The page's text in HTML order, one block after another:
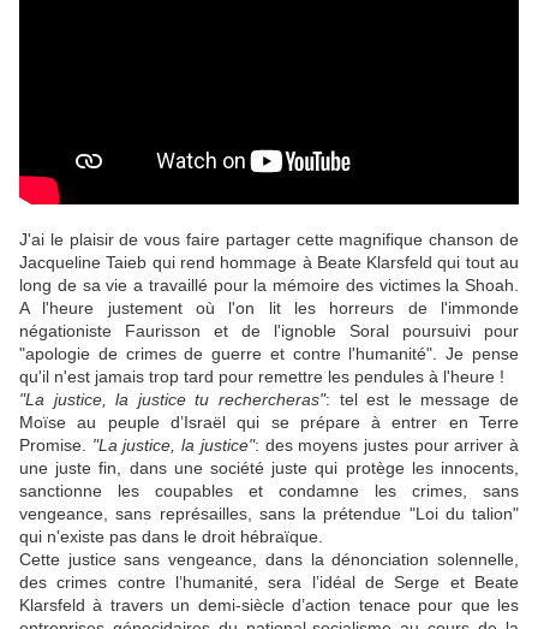
J'ai le plaisir de vous faire partager cette magnifique chanson de
Jacqueline Taieb qui rend hommage à Beate Klarsfeld qui tout au
long de sa vie a travaillé pour la mémoire des victimes la Shoah.
A l'heure justement où l'on lit les horreurs de l'immonde
négationiste Faurisson et de l'ignoble Soral poursuivi pour
"apologie de crimes de guerre et contre l'humanité". Je pense
qu'il n'est jamais trop tard pour remettre les pendules à l'heure !
"La justice, la justice tu rechercheras": tel est le message de
Moïse au peuple d’Israël qui se prépare à entrer en Terre
Promise. "La justice, la justice": des moyens justes pour arriver à
une juste fin, dans une société juste qui protège les innocents,
sanctionne les coupables et condamne les crimes, sans
vengeance, sans représailles, sans la prétendue "Loi du talion"
qui n'existe pas dans le droit hébraïque.
Cette justice sans vengeance, dans la dénonciation solennelle,
des crimes contre l’humanité, sera l’idéal de Serge et Beate
Klarsfeld à travers un demi-siècle d’action tenace pour que les